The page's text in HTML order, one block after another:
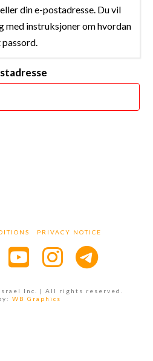
din e-postadresse. Du vil
med instruksjoner om hvordan
PRIVACY NOTICE
Inc. | All rights reserved.
WB Graphics